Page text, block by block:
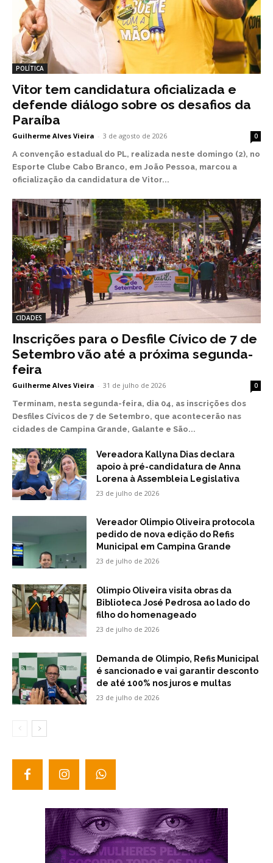
POLÍTICA
Vitor tem candidatura oficializada e
defende diálogo sobre os desafios da
Paraíba
Guilherme Alves Vieira - 3 de agosto de 2026 0
A convenção estadual do PL, realizada neste domingo (2), no
Esporte Clube Cabo Branco, em João Pessoa, marcou a
oficialização da candidatura de Vitor...
CIDADES
Inscrições para o Desfile Cívico de 7 de
Setembro vão até a próxima segunda-
feira
Guilherme Alves Vieira - 31 de julho de 2026 0
Terminam, nesta segunda-feira, dia 04, as inscrições dos
Desfiles Cívicos de 7 de Setembro, que acontecerão nas
cidades de Campina Grande, Galante e São...
Vereadora Kallyna Dias declara
apoio à pré-candidatura de Anna
Lorena à Assembleia Legislativa
23 de julho de 2026
Vereador Olimpio Oliveira protocola
pedido de nova edição do Refis
Municipal em Campina Grande
23 de julho de 2026
Olimpio Oliveira visita obras da
Biblioteca José Pedrosa ao lado do
filho do homenageado
23 de julho de 2026
Demanda de Olimpio, Refis Municipal
é sancionado e vai garantir desconto
de até 100% nos juros e multas
23 de julho de 2026